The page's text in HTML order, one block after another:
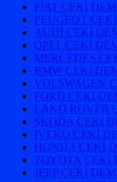
FİAT ÇEKİ
PEUGEOT
AUDİ ÇEKİ
OPEL ÇEKİ
MERCEDES
BMW ÇEKİ
VOLSWAGEN
FORD ÇEKİ
LAND ROVER
SKODA ÇEKİ
İVEKO ÇEKİ
HONDA ÇEKİ
TOYOTA ÇEKİ
JEEP ÇEKİ